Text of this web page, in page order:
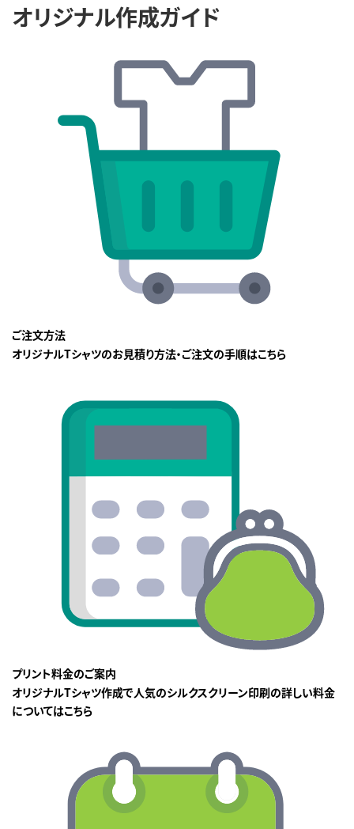
オリジナル作成ガイド
ご注文方法
オリジナルTシャツのお見積り方法・ご注文の手順はこちら
プリント料金のご案内
オリジナルTシャツ作成で人気のシルクスクリーン印刷の詳しい料金
についてはこちら